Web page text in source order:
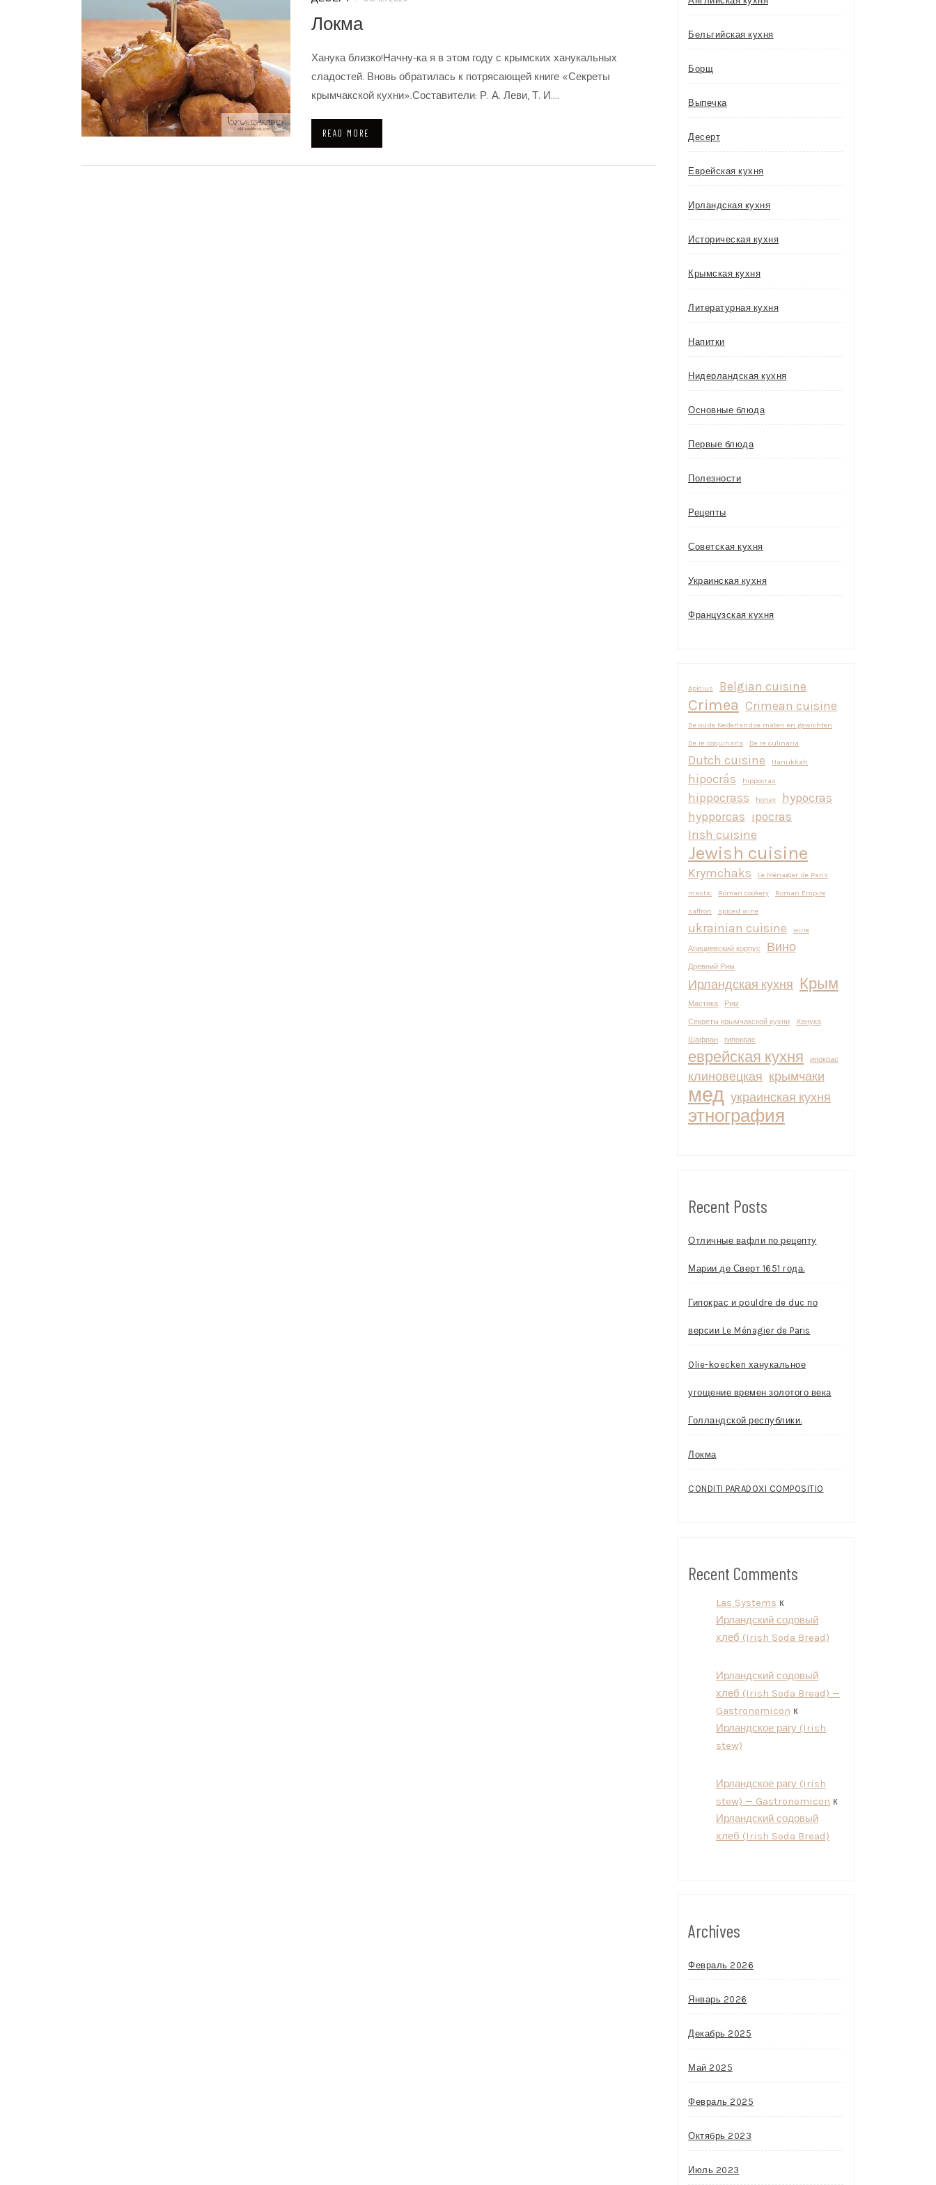
Локма
Ханука близко!Начну-ка я в этом году с крымских ханукальных
сладостей. Вновь обратилась к потрясающей книге «Секреты
крымчакской кухни».Составители: Р. А. Леви, Т. И.…
READ MORE
Бельгийская кухня
Борщ
Выпечка
Десерт
Еврейская кухня
Ирландская кухня
Историческая кухня
Крымская кухня
Литературная кухня
Напитки
Нидерландская кухня
Основные блюда
Первые блюда
Полезности
Рецепты
Советская кухня
Украинская кухня
Французская кухня
Apicius Belgian cuisine
Crimea Crimean cuisine
De oude Nederlandse maten en gewichten
De re coquinaria
De re culinaria
Dutch cuisine Hanukkah
hipocrás hippocras
hippocrass honey
hypocras
hypporcas ipocras
Irish cuisine
Jewish cuisine
Krymchaks
Le Ménagier de Paris
mastic
Roman cookery
Roman Empire
saffron
spiced wine
ukrainian cuisine wine
Апициевский корпус Вино
Древний Рим
Ирландская кухня Крым
Мастика
Рим
Секреты крымчакской кухни
Ханука
Шафран
гипокрас
еврейская кухня ипокрас
клиновецкая крымчаки
мед украинская кухня
этнография
Recent Posts
Отличные вафли по рецепту
Марии де Сверт 1651 года.
Гипокрас и pouldre de duc по
версии Le Ménagier de Paris
Olie-koecken ханукальное
угощение времен золотого века
Голландской республики.
Локма
CONDITI PARADOXI COMPOSITIO
Recent Comments
Las Systems к
Ирландский содовый
хлеб (Irish Soda Bread)
Ирландский содовый
хлеб (Irish Soda Bread) —
Gastronomicon к
Ирландское рагу (Irish
stew)
Ирландское рагу (Irish
stew) — Gastronomicon к
Ирландский содовый
хлеб (Irish Soda Bread)
Archives
Февраль 2026
Январь 2026
Декабрь 2025
Май 2025
Февраль 2025
Октябрь 2023
Июль 2023